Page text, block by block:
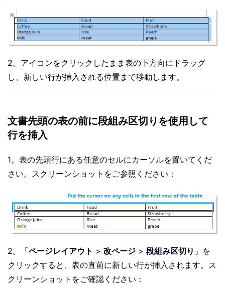
2。アイコンをクリックしたまま表の下方向にドラッグ
し、新しい行が挿入される位置まで移動します。
文書先頭の表の前に段組み区切りを使用して
行を挿入
1。表の先頭行にある任意のセルにカーソルを置いてくだ
さい。スクリーンショットをご参照ください：
2。「ページレイアウト > 改ページ > 段組み区切り 」を
クリックすると、表の直前に新しい行が挿入されます。ス
クリーンショットをご確認ください：